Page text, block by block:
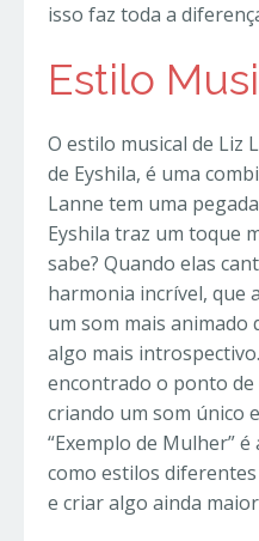
isso faz toda a
Estilo
O estilo musical de Liz
de Eyshila, é uma
Lanne tem uma
Eyshila traz um toque
sabe? Quando elas
harmonia incrível, que
um som mais
algo mais
encontrado o ponto
criando um som único
“Exemplo de Mulher”
como estilos
e criar algo ainda